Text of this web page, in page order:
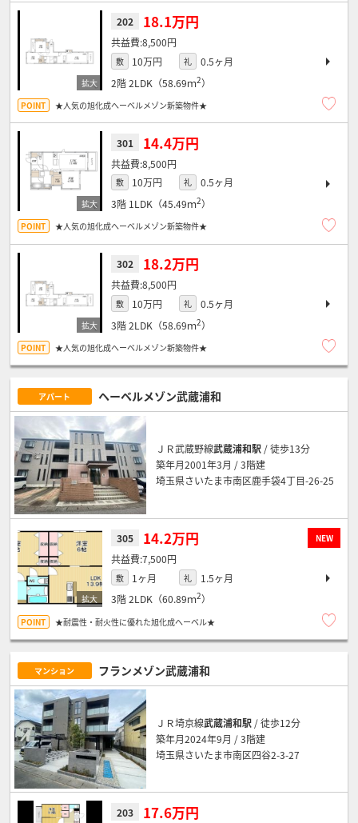
202 18.1万円
8,500円
敷 10万円 礼
0.5ヶ月
2階2LDK（58.69ｍ2）
★人気の旭化成へーベルメゾン新築物件★
301 14.4万円
8,500円
敷 10万円 礼
0.5ヶ月
3階 1LDK（45.49ｍ2）
★人気の旭化成へーベルメゾン新築物件★
302 18.2万円
8,500円
敷 10万円 礼
0.5ヶ月
3階2LDK（58.69ｍ2）
★人気の旭化成へーベルメゾン新築物件★
アパート ヘーベルメゾン武蔵浦和
ＪＲ武蔵野線武蔵浦和駅 / 徒歩13分
築年月2001年3月 / 3階建
埼玉県さいたま市南区鹿手袋4丁目-26-25
NEW
305 14.2万円
7,500円
敷 1ヶ月 礼
1.5ヶ月
3階2LDK（60.89ｍ2）
★耐震性・耐火性に優れた旭化成へーベル★
マンション フランメゾン武蔵浦和
ＪＲ埼京線武蔵浦和駅 / 徒歩12分
築年月2024年9月 / 3階建
埼玉県さいたま市南区四谷2-3-27
203 17.6万円